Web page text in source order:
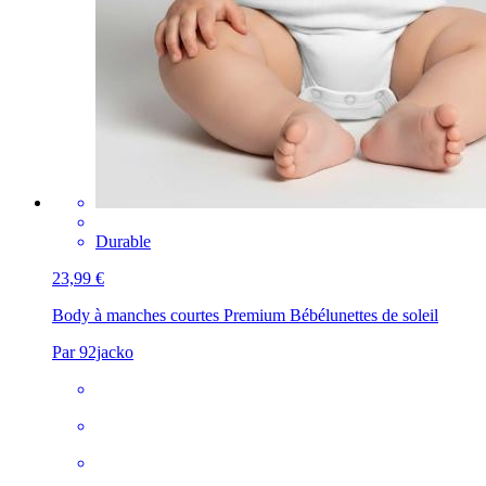
Durable
23,99 €
Body à manches courtes Premium Bébélunettes de soleil
Par 92jacko